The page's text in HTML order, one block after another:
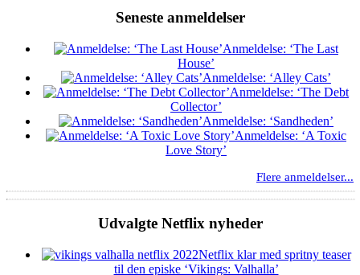
Seneste anmeldelser
Anmeldelse: ‘The Last
House’
Anmeldelse: ‘Alley Cats’
Anmeldelse: ‘The Debt
Collector’
Anmeldelse: ‘Sandheden’
Anmeldelse: ‘A Toxic
Love Story’
Flere anmeldelser...
Udvalgte Netflix nyheder
Netflix klar med spritny teaser
til den episke ‘Vikings: Valhalla’